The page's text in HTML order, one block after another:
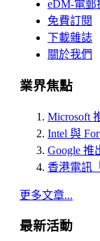
eDM-電郵
免費訂閱
下載雜誌
關於我們
業界焦點
Microsoft
Intel 與
Google 推
香港電訊
更多文章...
最新活動